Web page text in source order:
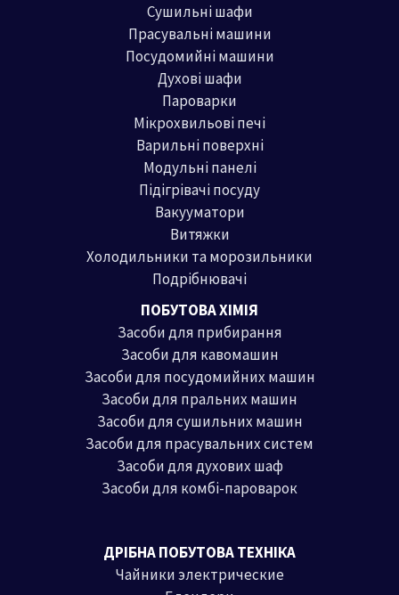
Сушильні шафи
Прасувальні машини
Посудомийні машини
Духові шафи
Пароварки
Мікрохвильові печі
Варильні поверхні
Модульні панелі
Підігрівачі посуду
Вакууматори
Витяжки
Холодильники та морозильники
Подрібнювачі
ПОБУТОВА ХІМІЯ
Засоби для прибирання
Засоби для кавомашин
Засоби для посудомийних машин
Засоби для пральних машин
Засоби для сушильних машин
Засоби для прасувальних систем
Засоби для духових шаф
Засоби для комбі-пароварок
ДРІБНА ПОБУТОВА ТЕХНІКА
Чайники электрические